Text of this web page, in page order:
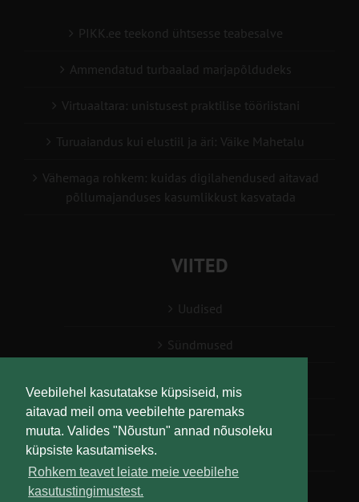
Veebilehel kasutatakse küpsiseid, mis
aitavad meil oma veebilehte paremaks
muuta. Valides "Nõustun" annad nõusoleku
küpsiste kasutamiseks.
Rohkem teavet leiate meie veebilehe
kasutustingimustest.
PIKK.ee teekond ühtsesse teabesalve
Ammendatud turbaalad marjapõldudeks
Virtuaaltara: unistusest praktilise tööriistani
Turuaiandus kui elustiil ja äri: Väike Mahetalu
Vähemaga rohkem: kuidas digilahendused aitavad
põllumajanduses kasumlikkust kasvatada
VIITED
Uudised
Sündmused
Teabesalv
Liitu uudiskirjaga